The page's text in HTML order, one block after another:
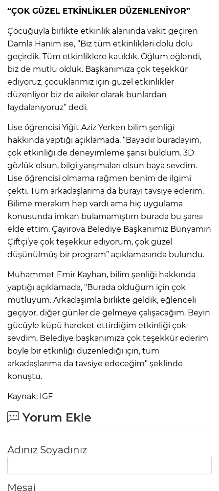
“ÇOK GÜZEL ETKİNLİKLER DÜZENLENİYOR”
Çocuğuyla birlikte etkinlik alanında vakit geçiren
Damla Hanım ise, “Biz tüm etkinlikleri dolu dolu
geçirdik. Tüm etkinliklere katıldık. Oğlum eğlendi,
biz de mutlu olduk. Başkanımıza çok teşekkür
ediyoruz, çocuklarımız için güzel etkinlikler
düzenliyor biz de aileler olarak bunlardan
faydalanıyoruz” dedi.
Lise öğrencisi Yiğit Aziz Yerken bilim şenliği
hakkında yaptığı açıklamada, “Bayadır buradayım,
çok etkinliği de deneyimleme şansı buldum. 3D
gözlük olsun, bilgi yarışmaları olsun baya sevdim.
Lise öğrencisi olmama rağmen benim de ilgimi
çekti. Tüm arkadaşlarıma da burayı tavsiye ederim.
Bilime merakım hep vardı ama hiç uygulama
konusunda imkan bulamamıştım burada bu şansı
elde ettim. Çayırova Belediye Başkanımız Bünyamin
Çiftçi’ye çok teşekkür ediyorum, çok güzel
düşünülmüş bir program” açıklamasında bulundu.
Muhammet Emir Kayhan, bilim şenliği hakkında
yaptığı açıklamada, “Burada olduğum için çok
mutluyum. Arkadaşımla birlikte geldik, eğlenceli
geçiyor, diğer günler de gelmeye çalışacağım. Beyin
gücüyle küpü hareket ettirdiğim etkinliği çok
sevdim. Belediye başkanımıza çok teşekkür ederim
böyle bir etkinliği düzenlediği için, tüm
arkadaşlarıma da tavsiye edeceğim” şeklinde
konuştu.
Kaynak: IGF
Yorum Ekle
Adınız Soyadınız
Mesaj